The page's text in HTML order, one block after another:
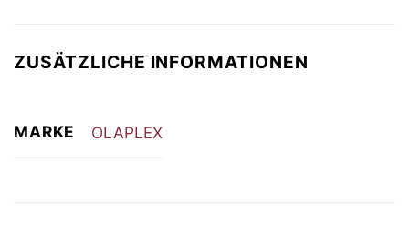
ZUSÄTZLICHE INFORMATIONEN
MARKE OLAPLEX